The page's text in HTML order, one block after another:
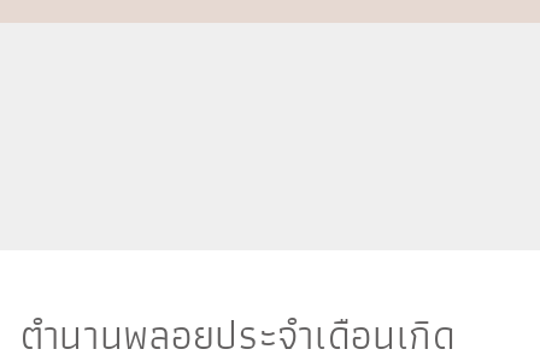
ตำนานพลอยประจำเดือนเกิด